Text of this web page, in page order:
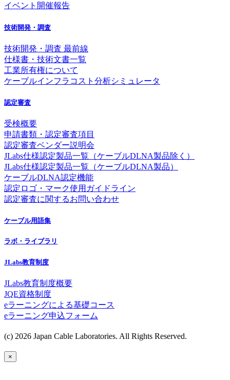
イベント開催報告
技術開発・調査
技術開発・調査 最前線
仕様書・技術文書一覧
工業所有権について
ケーブルインフラコスト分析シミュレータ
認定審査
受検概要
申請書類・認定審査項目
認定審査ベンダー説明会
JLabs仕様認定製品一覧（ケーブルDLNA製品除く）
JLabs仕様認定製品一覧（ケーブルDLNA製品）
ケーブルDLNA認定機能
認定ロゴ・マーク使用ガイドライン
認定審査に関するお問い合わせ
ケーブル用語集
ラボ・ライブラリ
JLabs教育制度
JLabs教育制度概要
JQE資格制度
eラーニングによる基礎コース
eラーニング申込フォーム
(c) 2026 Japan Cable Laboratories. All Rights Reserved.
×